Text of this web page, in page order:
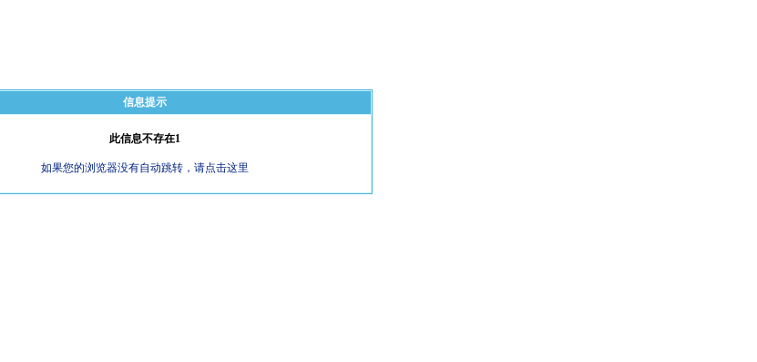
信息提示
此信息不存在1
如果您的浏览器没有自动跳转，请点击这里